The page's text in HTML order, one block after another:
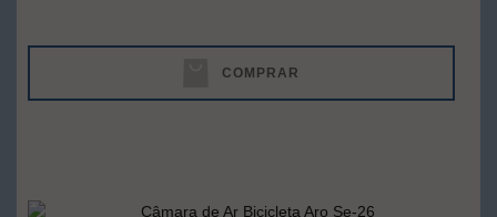
COMPRAR